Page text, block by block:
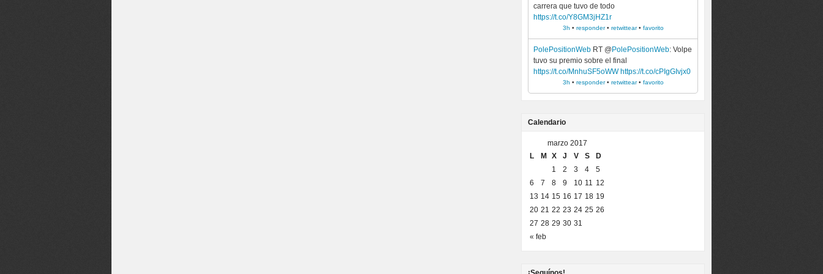
carrera que tuvo de todo
https://t.co/Y8GM3jHZ1r
3h • responder• retwittear• favorito
PolePositionWeb RT @ PolePositionWeb: Volpe
tuvo su premio sobre el final
https://t.co/MnhuSF5oWW https://t.co/cPIgGIvjx0
3h • responder• retwittear• favorito
Calendario
marzo 2017
L
M X J V S D
« feb
1 2 3 4
5
6
7 8 9 10 11 12
13 14 15 16 17 18 19
20 21 22 23 24 25 26
27 28 29 30 31